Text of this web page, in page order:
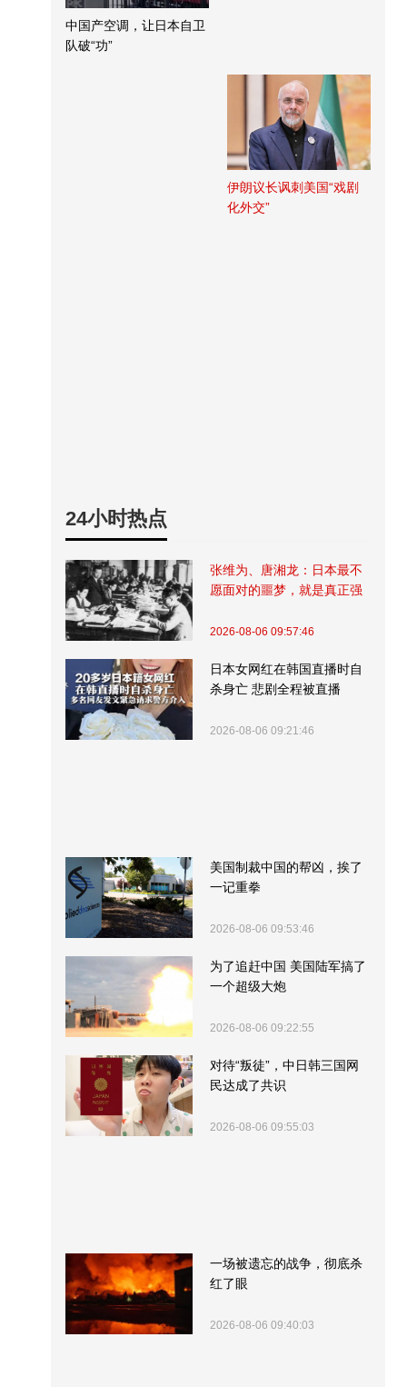
中国产空调，让日本自卫
队破“功”
伊朗议长讽刺美国“戏剧
化外交”
24小时热点
张维为、唐湘龙：日本最不
愿面对的噩梦，就是真正强
2026-08-06 09:57:46
日本女网红在韩国直播时自
杀身亡 悲剧全程被直播
2026-08-06 09:21:46
美国制裁中国的帮凶，挨了
一记重拳
2026-08-06 09:53:46
为了追赶中国 美国陆军搞了
一个超级大炮
2026-08-06 09:22:55
对待“叛徒”，中日韩三国网
民达成了共识
2026-08-06 09:55:03
一场被遗忘的战争，彻底杀
红了眼
2026-08-06 09:40:03